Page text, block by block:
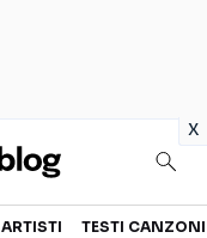
x
ARTISTI TESTI CANZONI